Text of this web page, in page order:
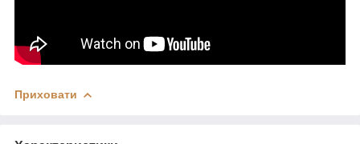
Приховати